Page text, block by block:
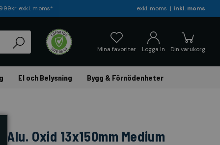
exkl. moms inkl. moms
exkl. moms*
Din varukorg
Logga In
Mina favoriter
El och Belysning Bygg & Förnödenheter
Oxid 13x150mm Medium